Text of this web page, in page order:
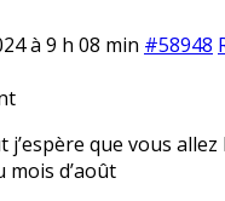
à 9 h 08 min #58948
j’espère que vous allez
mois d’août